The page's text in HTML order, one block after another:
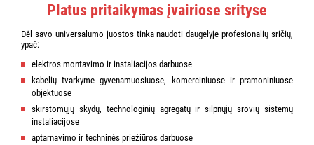
Platus pritaikymas įvairiose srityse
Dėl savo universalumo juostos tinka naudoti daugelyje profesionalių sričių,
ypač:
elektros montavimo ir instaliacijos darbuose
kabelių tvarkyme gyvenamuosiuose, komerciniuose ir pramoniniuose
objektuose
skirstomųjų skydų, technologinių agregatų ir silpnųjų srovių sistemų
instaliacijose
aptarnavimo ir techninės priežiūros darbuose